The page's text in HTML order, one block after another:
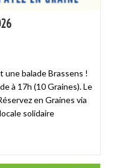
une balade Brassens !
à 17h (10 Graines). Le
en Graines via
solidaire